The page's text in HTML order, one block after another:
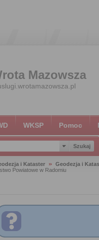
Mazowsza
WKSP Pomoc
i Kataster
Geodezja i
Powiatowe w Radomiu